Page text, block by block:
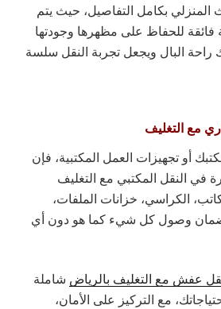
المنزلي بكامل التفاصيل، حيث يتم
فائقة للحفاظ على مظهرها وجودتها
راحة البال ويجعل تجربة النقل سلسة
أو تجهيزات العمل المكتبية، فإن
في النقل المكتبي مع التغليف
الكراسي، خزانات الملفات،
وصول كل شيء كما هو دون أي
عفش مع التغليف بالرياض شاملة
مع التركيز على الأمان،